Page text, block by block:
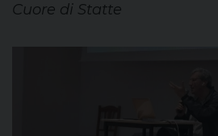
Cuore di Statte